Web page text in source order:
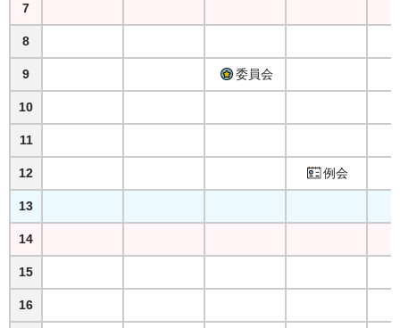
7
8
9 委員会
10
11
12 例会
13
14
15
16